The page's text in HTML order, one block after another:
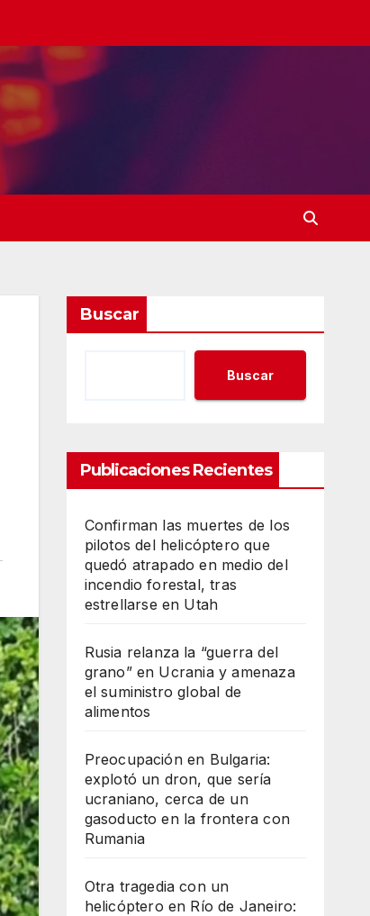
Buscar
Buscar
Publicaciones Recientes
Confirman las muertes de los
pilotos del helicóptero que
quedó atrapado en medio del
incendio forestal, tras
estrellarse en Utah
Rusia relanza la “guerra del
grano” en Ucrania y amenaza
el suministro global de
alimentos
Preocupación en Bulgaria:
explotó un dron, que sería
ucraniano, cerca de un
gasoducto en la frontera con
Rumania
Otra tragedia con un
helicóptero en Río de Janeiro: